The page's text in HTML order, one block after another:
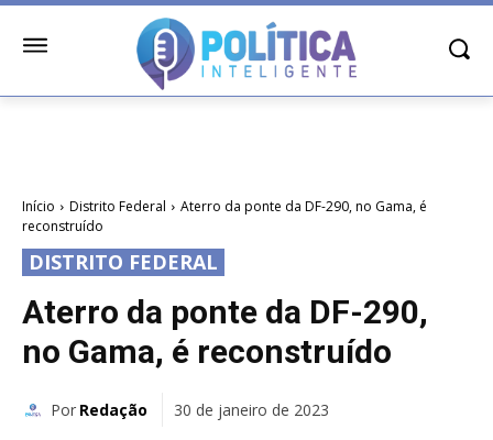
Início Distrito Federal
Aterro da ponte da DF-290, no Gama, é
reconstruído
DISTRITO FEDERAL
Aterro da ponte da DF-290,
no Gama, é reconstruído
Por Redação 30 de janeiro de 2023